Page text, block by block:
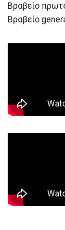
Βραβείο
Βραβείο